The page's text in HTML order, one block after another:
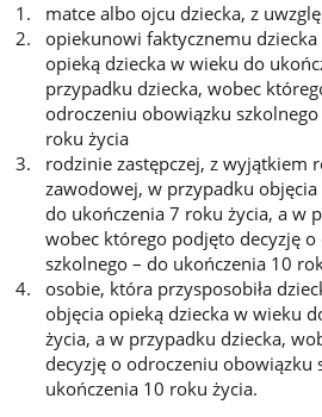
matce albo ojcu dziecka, z
opiekunowi faktycznemu
opieką dziecka w wieku do
przypadku dziecka, wobec
odroczeniu obowiązku
roku życia
rodzinie zastępczej, z wyjątkiem
zawodowej, w przypadku
do ukończenia 7 roku życia, a w
wobec którego podjęto decyzję
szkolnego – do ukończenia 10
osobie, która przysposobiła
objęcia opieką dziecka w wieku
życia, a w przypadku dziecka,
decyzję o odroczeniu obowiązku
ukończenia 10 roku życia.